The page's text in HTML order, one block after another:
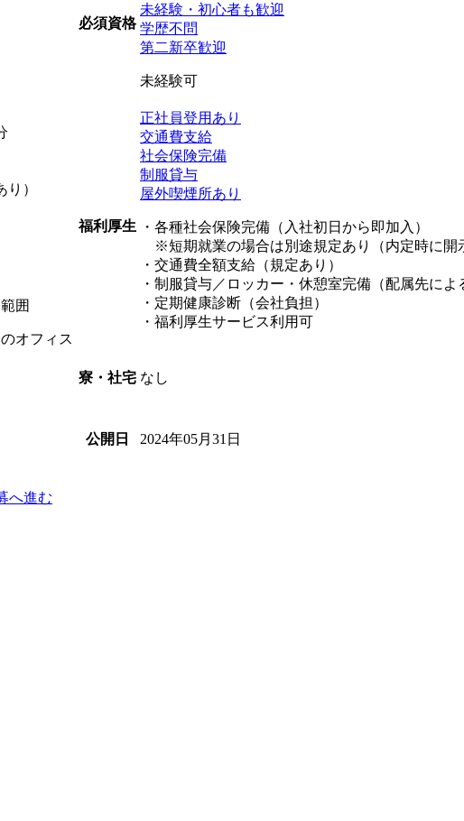
）
囲
オフィス
必須資格
未経験・初心者も歓迎
学歴不問
第二新卒歓迎
未経験可
福利厚生
正社員登用あり
交通費支給
社会保険完備
制服貸与
屋外喫煙所あり
・各種社会保険完備（入社初日から即加入）
※短期就業の場合は別途規定あり（内定時に開
・交通費全額支給（規定あり）
・制服貸与／ロッカー・休憩室完備（配属先によ
・定期健康診断（会社負担）
・福利厚生サービス利用可
寮・社宅 なし
公開日 2024年05月31日
へ進む